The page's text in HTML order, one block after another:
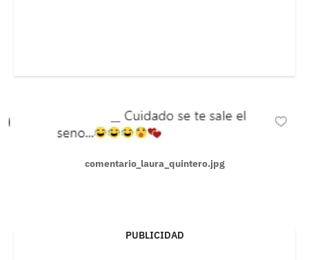
comentario_laura_quintero.jpg
PUBLICIDAD